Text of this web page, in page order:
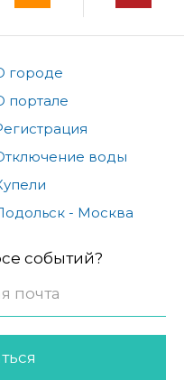
городе
портале
воды
- Москва
событий?